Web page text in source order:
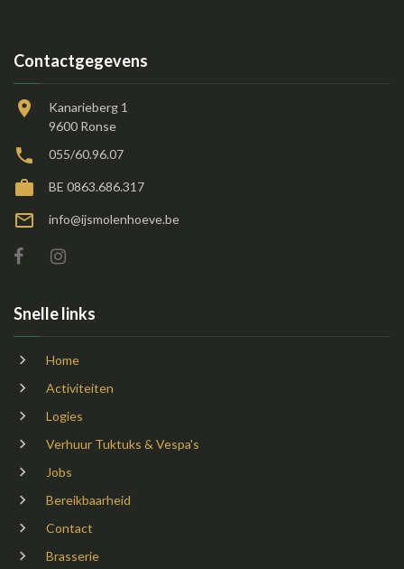
Contactgegevens
Kanarieberg 1
9600 Ronse
055/60.96.07
BE 0863.686.317
info@ijsmolenhoeve.be
Snelle links
Home
Activiteiten
Logies
Verhuur Tuktuks & Vespa's
Jobs
Bereikbaarheid
Contact
Brasserie